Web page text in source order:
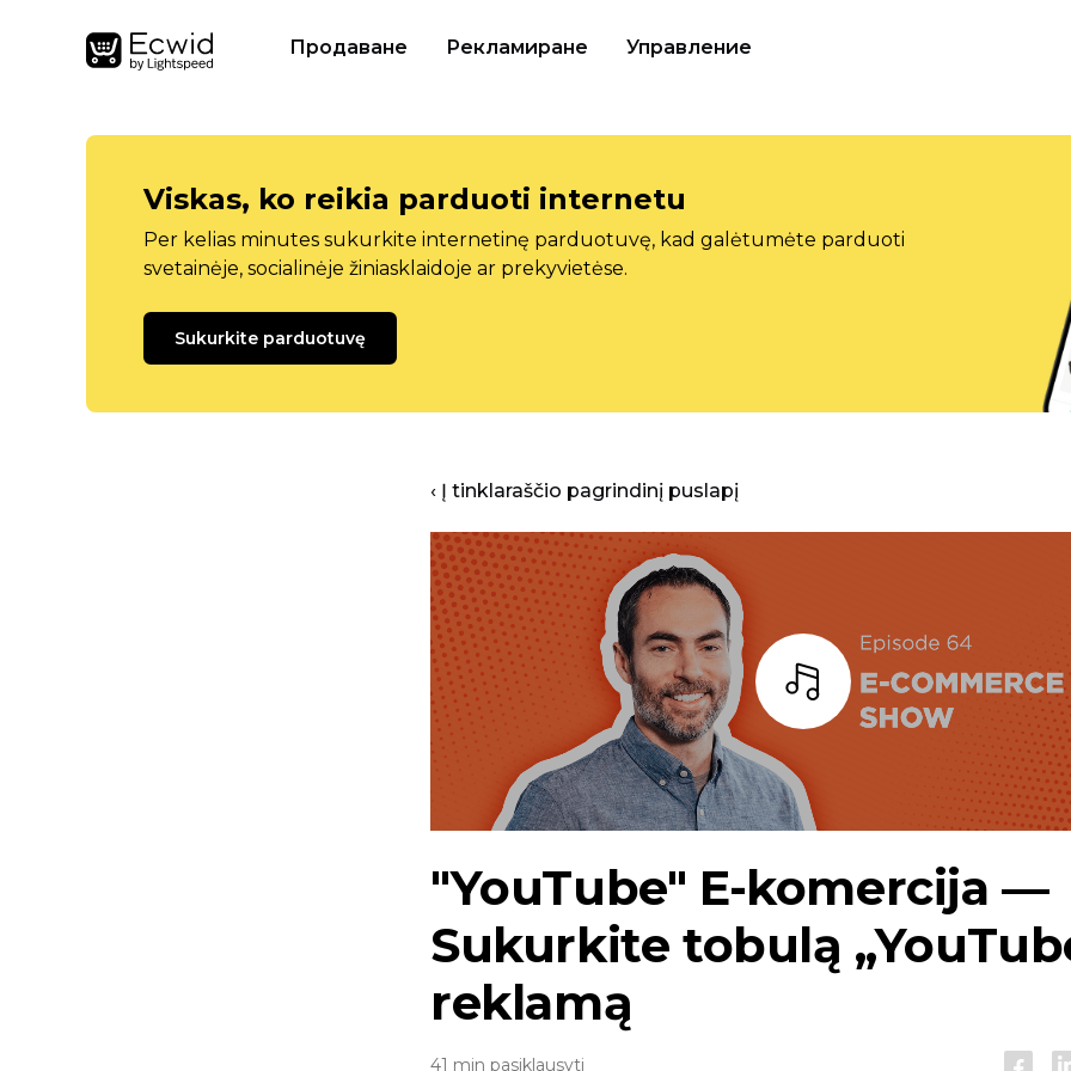
Продаване Рекламиране Управление
Viskas, ko reikia parduoti internetu
Per kelias minutes sukurkite internetinę parduotuvę, kad galėtumėte parduoti
svetainėje, socialinėje žiniasklaidoje ar prekyvietėse.
Sukurkite parduotuvę
‹ Į tinklaraščio pagrindinį puslapį
Baras
"YouTube" E-komercija —
Sukurkite tobulą
reklamą
41 min pasiklausyti